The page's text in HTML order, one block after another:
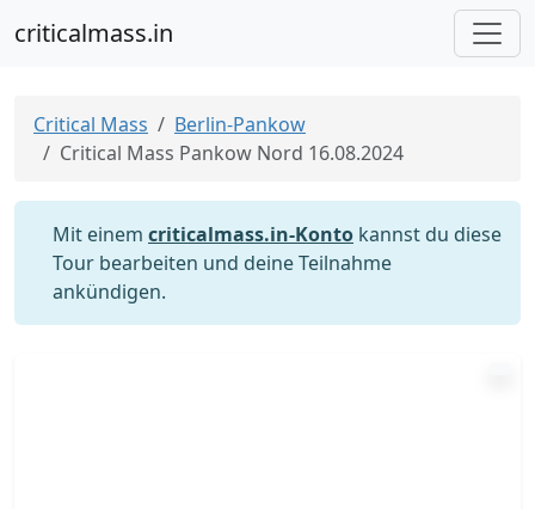
criticalmass.in
Critical Mass
Berlin-Pankow
Critical Mass Pankow Nord 16.08.2024
Mit einem criticalmass.in-Konto kannst du diese
Tour bearbeiten und deine Teilnahme
ankündigen.